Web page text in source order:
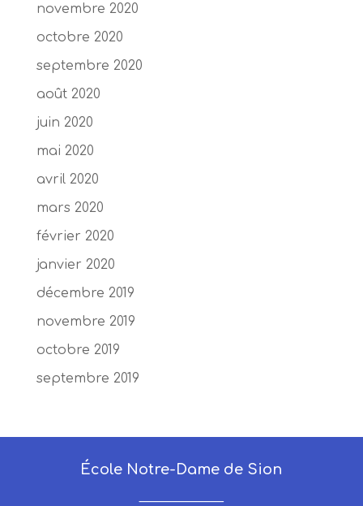
novembre 2020
octobre 2020
septembre 2020
août 2020
juin 2020
mai 2020
avril 2020
mars 2020
février 2020
janvier 2020
décembre 2019
novembre 2019
octobre 2019
septembre 2019
École Notre-Dame de Sion